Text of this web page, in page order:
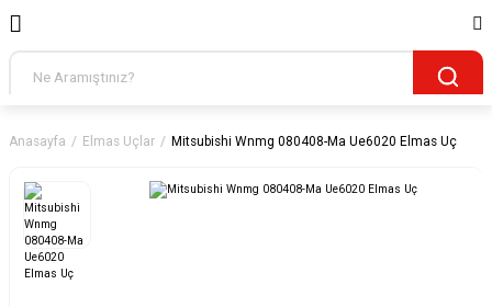
Anasayfa Elmas Uçlar Mitsubishi Wnmg 080408-Ma Ue6020 Elmas Uç